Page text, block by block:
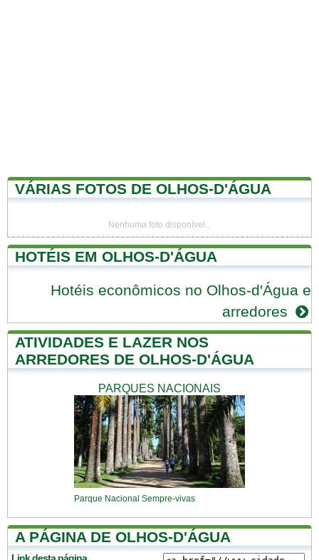
VÁRIAS FOTOS DE OLHOS-D'ÁGUA
Nenhuma foto disponível...
HOTÉIS EM OLHOS-D'ÁGUA
Hotéis econômicos no Olhos-d'Água e
arredores
ATIVIDADES E LAZER NOS
ARREDORES DE OLHOS-D'ÁGUA
PARQUES NACIONAIS
Parque Nacional Sempre-vivas
A PÁGINA DE OLHOS-D'ÁGUA